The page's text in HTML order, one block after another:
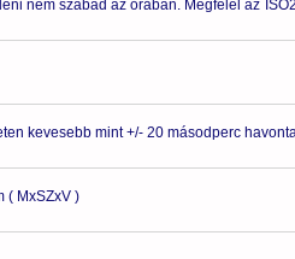
nem szabad az órában. Megfelel az
kevesebb mint +/- 20 másodperc
( MxSZxV )